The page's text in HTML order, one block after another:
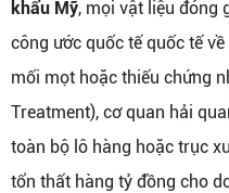
khẩu Mỹ, mọi vật liệu đóng
công ước quốc tế quốc tế
mối mọt hoặc thiếu chứng
Treatment), cơ quan hải
toàn bộ lô hàng hoặc trục
tổn thất hàng tỷ đồng cho